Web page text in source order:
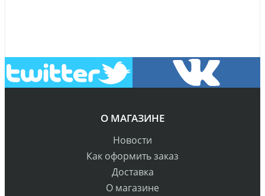
О МАГАЗИНЕ
Новости
Как оформить заказ
Доставка
О магазине